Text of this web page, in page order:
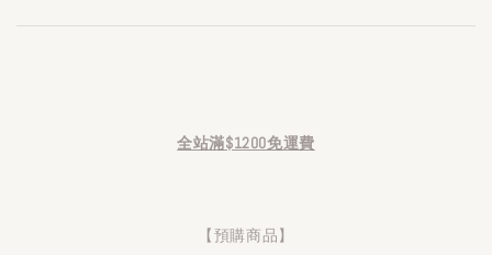
全站滿$1200免運費
【預購商品】